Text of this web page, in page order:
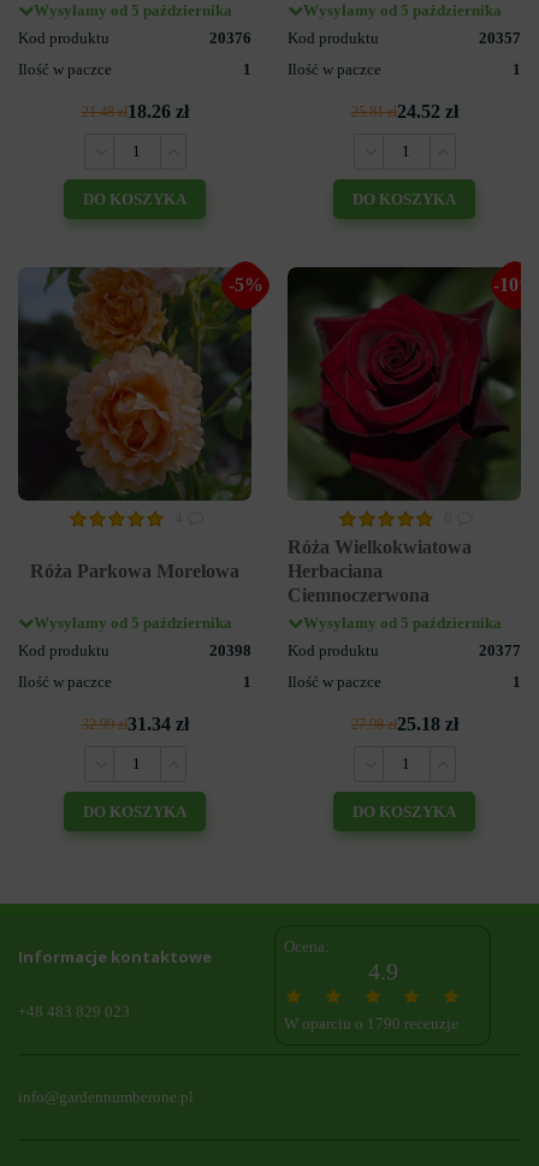
Wysyłamy od 5 października
Kod produktu
20376
Ilość w paczce
1
21.48 zł18.26 zł
DO KOSZYKA
Wysyłamy od 5 października
Kod produktu
20357
Ilość w paczce
1
25.81 zł24.52 zł
DO KOSZYKA
-5%
Róża Parkowa Morelowa
Wysyłamy od 5 października
Kod produktu
20398
Ilość w paczce
1
32.99 zł31.34 zł
DO KOSZYKA
-10%
Róża Wielkokwiatowa
Herbaciana
Ciemnoczerwona
Wysyłamy od 5 października
Kod produktu
20377
Ilość w paczce
1
27.98 zł25.18 zł
DO KOSZYKA
Informacje kontaktowe
+48 483 829 023
Ocena:
4.9
W oparciu o 1790 recenzje
info@gardennumberone.pl